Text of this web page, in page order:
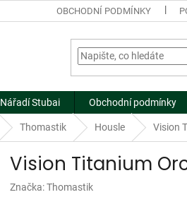
OBCHODNÍ PODMÍNKY
Nářadí Stubai Obchodní podmínky
Thomastik Housle Vision
Vision Titanium
Značka:Thomastik